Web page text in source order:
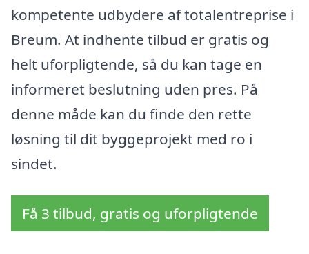
kompetente udbydere af totalentreprise i
Breum. At indhente tilbud er gratis og
helt uforpligtende, så du kan tage en
informeret beslutning uden pres. På
denne måde kan du finde den rette
løsning til dit byggeprojekt med ro i
sindet.
Få 3 tilbud, gratis og uforpligtende